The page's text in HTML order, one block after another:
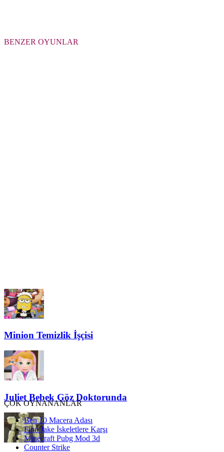
BENZER OYUNLAR
Minion Temizlik İşçisi
Juliet Bebek Göz Doktorunda
ÇOK OYNANANLAR
Ben 10 Macera Adası
Finn Jake İskeletlere Karşı
Minecraft Pubg Mod 3d
Counter Strike